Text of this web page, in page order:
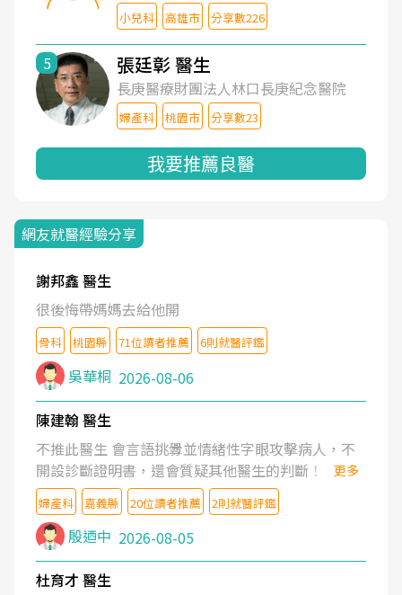
小兒科 高雄市 分享數226
5 張廷彰 醫生
長庚醫療財團法人林口長庚紀念醫院
婦產科 桃園市 分享數23
我要推薦良醫
網友就醫經驗分享
謝邦鑫 醫生
很後悔帶媽媽去給他開
骨科 桃園縣 71位讀者推薦 6則就醫評鑑
吳華桐 2026-08-06
陳建翰 醫生
不推此醫生 會言語挑釁並情緒性字眼攻擊病人，不
開設診斷證明書，還會質疑其他醫生的判斷！
更多
婦產科 嘉義縣 20位讀者推薦 2則就醫評鑑
殷迺中 2026-08-05
杜育才 醫生